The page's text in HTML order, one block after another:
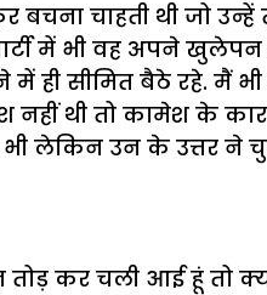
बचना चाहती थी जो
में भी वह अपने
में ही सीमित बैठे रहे. मैं
नहीं थी तो कामेश
उन के उत्तर ने
कर चली आई हूं तो